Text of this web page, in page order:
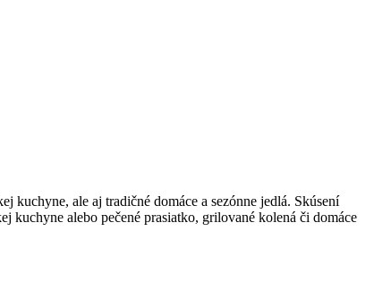
kuchyne, ale aj tradičné domáce a sezónne jedlá. Skúsení
alebo pečené prasiatko, grilované kolená či domáce